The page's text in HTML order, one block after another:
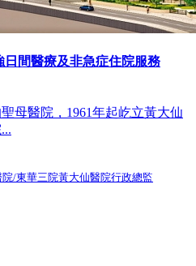
間醫療及非急症住院服務
母醫院，1961年起屹立黃大仙
/東華三院黃大仙醫院行政總監